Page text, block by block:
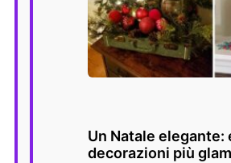
Un Natale elegante:
decorazioni più